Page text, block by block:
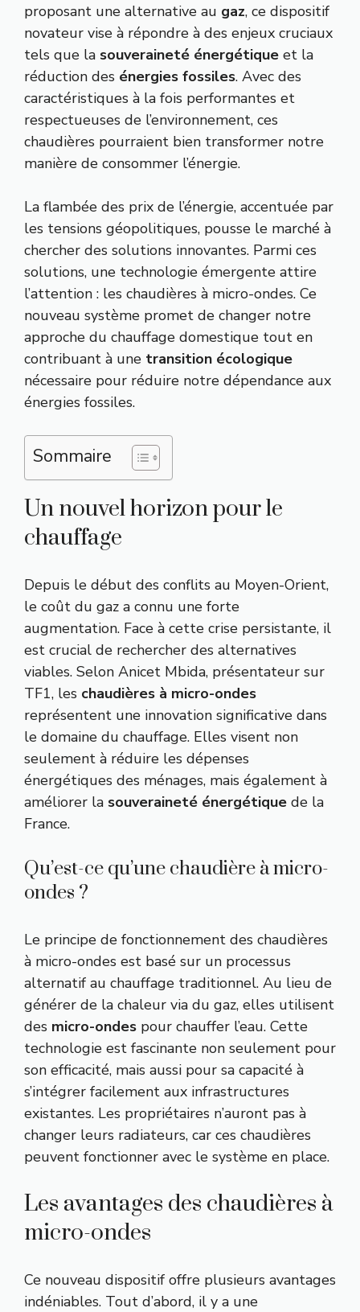
proposant une alternative au gaz, ce dispositif
novateur vise à répondre à des enjeux cruciaux
tels que la souveraineté énergétique et la
réduction des énergies fossiles. Avec des
caractéristiques à la fois performantes et
respectueuses de l’environnement, ces
chaudières pourraient bien transformer notre
manière de consommer l’énergie.
La flambée des prix de l’énergie, accentuée par
les tensions géopolitiques, pousse le marché à
chercher des solutions innovantes. Parmi ces
solutions, une technologie émergente attire
l’attention : les chaudières à micro-ondes. Ce
nouveau système promet de changer notre
approche du chauffage domestique tout en
contribuant à une transition écologique
nécessaire pour réduire notre dépendance aux
énergies fossiles.
Sommaire
Un nouvel horizon pour le
chauffage
Depuis le début des conflits au Moyen-Orient,
le coût du gaz a connu une forte
augmentation. Face à cette crise persistante, il
est crucial de rechercher des alternatives
viables. Selon Anicet Mbida, présentateur sur
TF1, les chaudières à micro-ondes
représentent une innovation significative dans
le domaine du chauffage. Elles visent non
seulement à réduire les dépenses
énergétiques des ménages, mais également à
améliorer la souveraineté énergétique de la
France.
Qu’est-ce qu’une chaudière à micro-
ondes ?
Le principe de fonctionnement des chaudières
à micro-ondes est basé sur un processus
alternatif au chauffage traditionnel. Au lieu de
générer de la chaleur via du gaz, elles utilisent
des micro-ondes pour chauffer l’eau. Cette
technologie est fascinante non seulement pour
son efficacité, mais aussi pour sa capacité à
s’intégrer facilement aux infrastructures
existantes. Les propriétaires n’auront pas à
changer leurs radiateurs, car ces chaudières
peuvent fonctionner avec le système en place.
Les avantages des chaudières à
micro-ondes
Ce nouveau dispositif offre plusieurs avantages
indéniables. Tout d’abord, il y a une